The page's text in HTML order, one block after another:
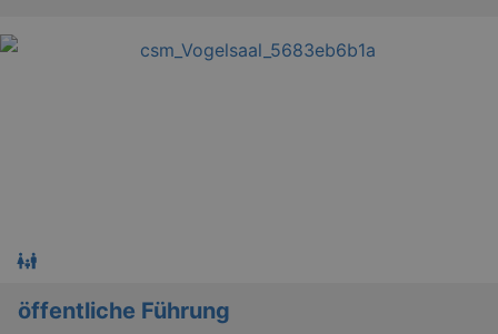
öffentliche Führung